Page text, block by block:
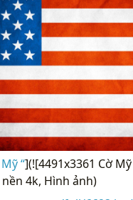
“](![4491x3361 Cờ
4k, Hình ảnh)